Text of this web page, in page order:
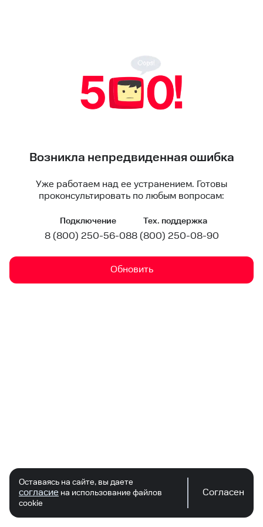
Возникла непредвиденная ошибка
Уже работаем над ее устранением. Готовы
проконсультировать по любым вопросам:
Подключение
8 (800) 250-56-08
Тех. поддержка
8 (800) 250-08-90
Обновить
Оставаясь на сайте, вы даете
согласие на использование файлов
cookie
Согласен